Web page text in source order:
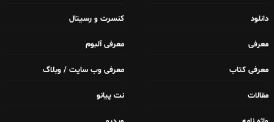
دانلود کنسرت و رسیتال
معرفی معرفی آلبوم
معرفی کتاب معرفی وب سایت / وبلاگ
مقالات نت پیانو